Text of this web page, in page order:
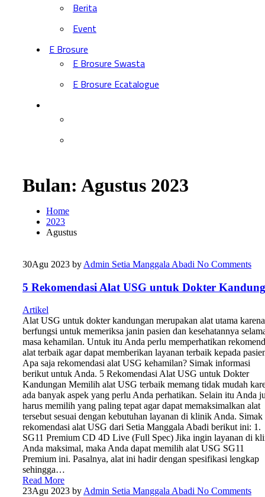
Berita
Event
E Brosure
E Brosure Swasta
E Brosure Ecatalogue
Bulan: Agustus 2023
Home
2023
Agustus
30Agu 2023 by Admin Setia Manggala Abadi No Comments
5 Rekomendasi Alat USG untuk Dokter
Artikel
Alat USG untuk dokter kandungan merupakan alat utama karena
berfungsi untuk memeriksa janin pasien dan kesehatannya
masa kehamilan. Untuk itu Anda perlu memperhatikan
alat terbaik agar dapat memberikan layanan terbaik kepada
Apa saja rekomendasi alat USG kehamilan? Simak informasi
berikut untuk Anda. 5 Rekomendasi Alat USG untuk Dokter
Kandungan Memilih alat USG terbaik memang tidak mudah
ada banyak aspek yang perlu Anda perhatikan. Selain itu Anda
harus memilih yang paling tepat agar dapat memaksimalkan alat
tersebut sesuai dengan kebutuhan layanan di klinik Anda. Simak
rekomendasi alat USG dari Setia Manggala Abadi berikut ini: 1.
SG11 Premium CD 4D Live (Full Spec) Jika ingin layanan di
Anda maksimal, maka Anda dapat memilih alat USG SG11
Premium ini. Pasalnya, alat ini hadir dengan spesifikasi lengkap
sehingga…
Read More
23Agu 2023 byAdmin Setia Manggala Abadi No Comments